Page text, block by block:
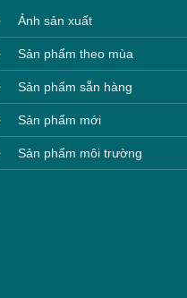
Ảnh sản xuất
Sản phẩm theo mùa
Sản phẩm sẵn hàng
Sản phẩm mới
Sản phẩm môi trường